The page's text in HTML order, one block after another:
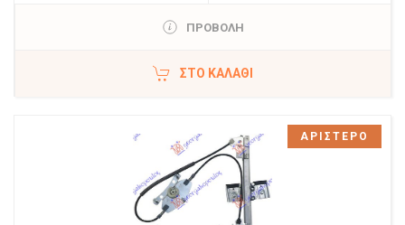
ΠΡΟΒΟΛΗ
ΣΤΟ ΚΑΛΆΘΙ
ΑΡΙΣΤΕΡΟ